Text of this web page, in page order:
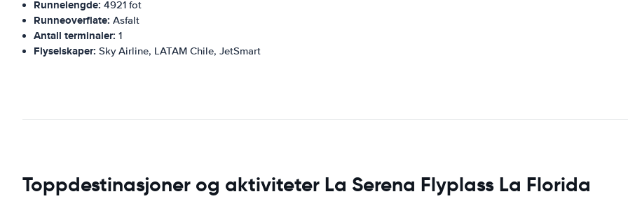
Runnelengde: 4921 fot
Runneoverflate: Asfalt
Antall terminaler: 1
Flyselskaper: Sky Airline, LATAM Chile, JetSmart
Toppdestinasjoner og aktiviteter La Serena Flyplass La Florida